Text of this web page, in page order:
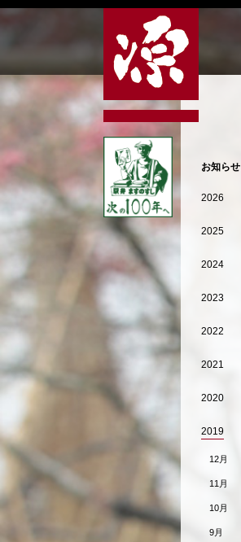
お知らせ
2026
2025
2024
2023
2022
2021
2020
2019
12月
11月
10月
9月